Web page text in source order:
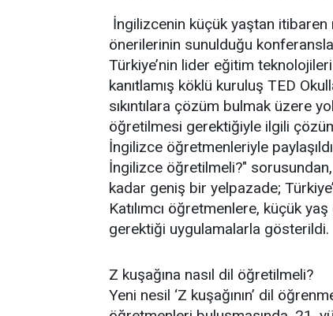
İngilizcenin küçük yaştan
önerilerinin sunulduğu
Türkiye’nin lider eğitim teknolojileri
kanıtlamış köklü kuruluş TED
sıkıntılara çözüm bulmak üzere
öğretilmesi gerektiğiyle ilgili
İngilizce öğretmenleriyle
İngilizce öğretilmeli?"
kadar geniş bir yelpazade;
Katılımcı öğretmenlere, küçük
gerektiği uygulamalarla gösterildi.
Z kuşağına nasıl dil öğretilmeli?
Yeni nesil ‘Z kuşağının’ dil